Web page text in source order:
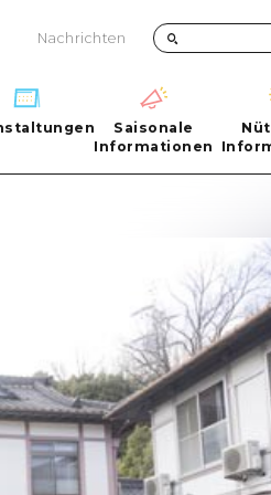
Nachrichten
Saisonale
Informationen
Transportinformationen